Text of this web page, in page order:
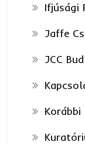
Ifjúsági
Jaffe
JCC